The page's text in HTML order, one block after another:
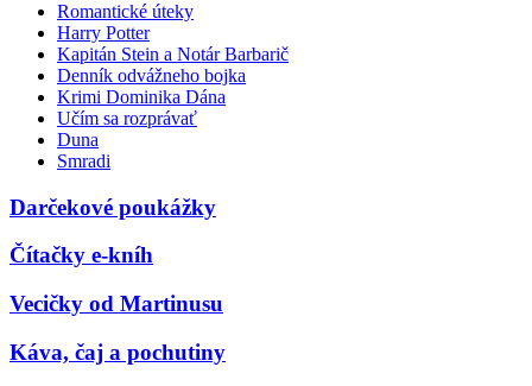
Romantické úteky
Harry Potter
Kapitán Stein a Notár Barbarič
Denník odvážneho bojka
Krimi Dominika Dána
Učím sa rozprávať
Duna
Smradi
Darčekové poukážky
Čítačky e-kníh
Vecičky od Martinusu
Káva, čaj a pochutiny